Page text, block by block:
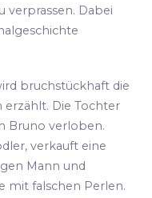
verprassen. Dabei
bruchstückhaft die
erzählt. Die Tochter
Bruno verloben.
verkauft eine
Mann und
mit falschen Perlen.